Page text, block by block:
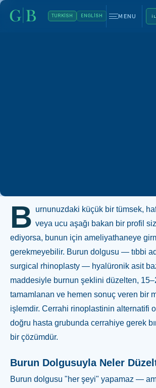
TURKISH ENGLISH MENU
B urnunuzdaki küçük bir tümsek,
veya ucu aşağı bakan bir profil
ediyorsa, bunun için ameliyathaneye
gerekmeyebilir. Burun dolgusu — tıbbi
surgical rhinoplasty — hyalüronik asit
maddesiyle burnun şeklini düzelten,
tamamlanan ve hemen sonuç veren bir
işlemdir. Cerrahi rinoplastinin alternatifi
doğru hasta grubunda cerrahiye gerek
bir çözümdür.
Burun Dolgusuyla Neler
Burun dolgusu "her şeyi" yapamaz —